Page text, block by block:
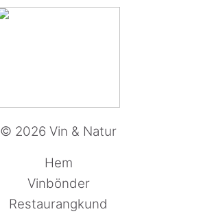
© 2026 Vin & Natur
Hem
Vinbönder
Restaurangkund